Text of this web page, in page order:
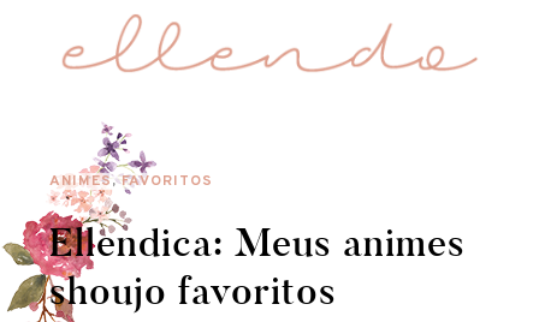
ANIMES,FAVORITOS
Ellendica: Meus animes
shoujo favoritos